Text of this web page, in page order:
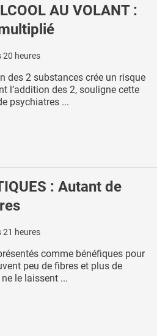
AU VOLANT :
20 heures
des 2 substances crée un risque
l’addition des 2, souligne cette
psychiatres ...
: Autant de
21 heures
comme bénéfiques pour
peu de fibres et plus de
le laissent ...